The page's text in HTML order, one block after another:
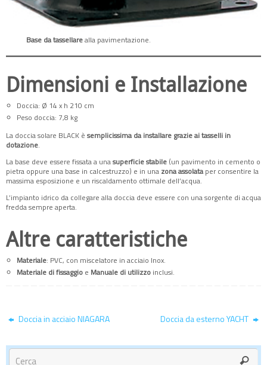
Base da tassellarealla pavimentazione.
Dimensioni e Installazione
Doccia: Ø 14 x h 210 cm
Peso doccia: 7,8 kg
La doccia solare BLACK è semplicissima da installare grazie ai tasselli in
dotazione.
La base deve essere fissata a unasuperficie stabile (un pavimento in cemento o
pietra oppure una base in calcestruzzo) e in una zona assolata per consentire la
massima esposizione e un riscaldamento ottimale dell’acqua.
L’impianto idrico da collegare alla doccia deve essere con una sorgente di acqua
fredda sempre aperta.
Altre caratteristiche
Materiale: PVC, con miscelatore in acciaio Inox.
Materiale di fissaggio e Manuale di utilizzo inclusi.
Doccia in acciaio NIAGARA Doccia da esterno YACHT